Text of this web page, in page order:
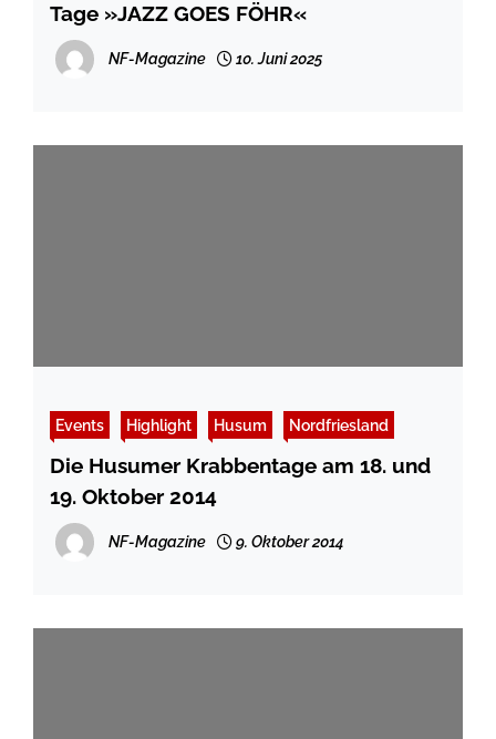
Tage »JAZZ GOES FÖHR«
NF-Magazine 10. Juni 2025
Events Highlight Husum Nordfriesland
Die Husumer Krabbentage am 18. und
19. Oktober 2014
NF-Magazine 9. Oktober 2014